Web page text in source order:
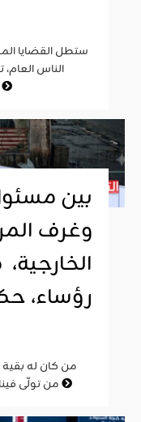
الناس العام،
بين
وغرف
رؤساء،
من تولّى